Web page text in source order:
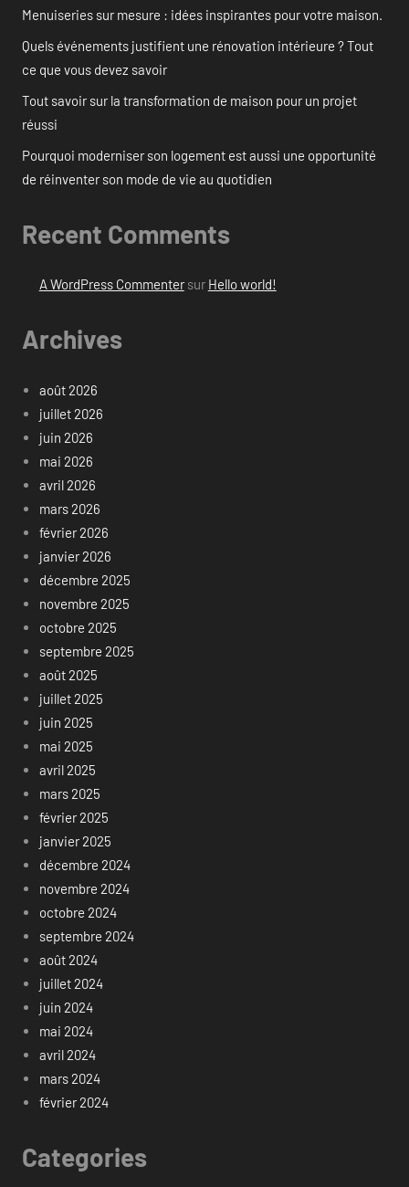
Menuiseries sur mesure : idées inspirantes pour votre maison.
Quels événements justifient une rénovation intérieure ? Tout
ce que vous devez savoir
Tout savoir sur la transformation de maison pour un projet
réussi
Pourquoi moderniser son logement est aussi une opportunité
de réinventer son mode de vie au quotidien
Recent Comments
A WordPress Commentersur Hello world!
Archives
août 2026
juillet 2026
juin 2026
mai 2026
avril 2026
mars 2026
février 2026
janvier 2026
décembre 2025
novembre 2025
octobre 2025
septembre 2025
août 2025
juillet 2025
juin 2025
mai 2025
avril 2025
mars 2025
février 2025
janvier 2025
décembre 2024
novembre 2024
octobre 2024
septembre 2024
août 2024
juillet 2024
juin 2024
mai 2024
avril 2024
mars 2024
février 2024
Categories